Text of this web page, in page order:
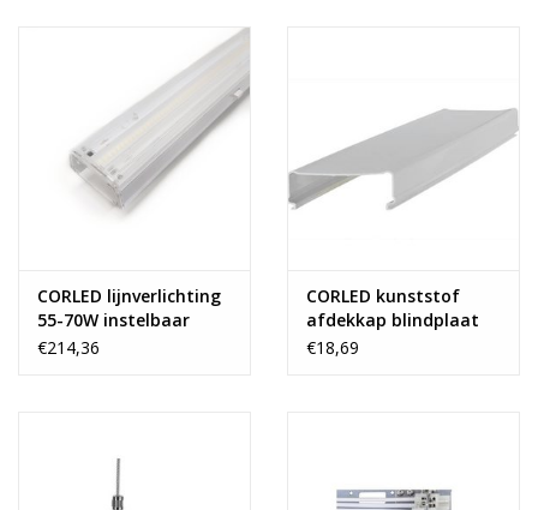
CORLED lijnverlichting
55-70W instelbaar
€214,36
CORLED kunststof
afdekkap blindplaat
€18,69